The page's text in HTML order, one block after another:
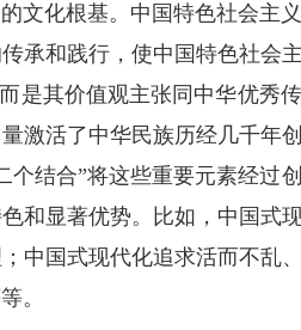
文化根基。中国特色社会主
承和践行，使中国特色社会
是其价值观主张同中华优秀
激活了中华民族历经几千年
结合”将这些重要元素经过
和显著优势。比如，中国式
中国式现代化追求活而不乱
。